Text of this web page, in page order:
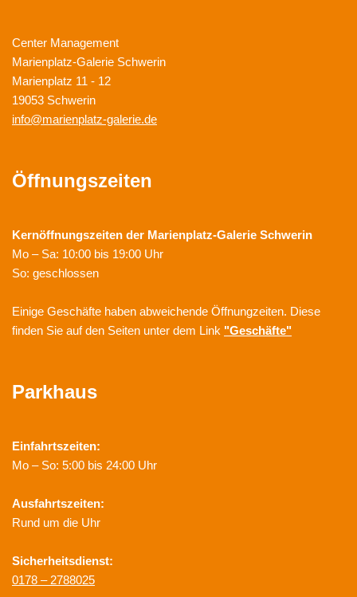
Center Management
Marienplatz-Galerie Schwerin
Marienplatz 11 - 12
19053 Schwerin
info@marienplatz-galerie.de
Öffnungszeiten
Kernöffnungszeiten der Marienplatz-Galerie Schwerin
Mo – Sa: 10:00 bis 19:00 Uhr
So: geschlossen
Einige Geschäfte haben abweichende Öffnungzeiten. Diese
finden Sie auf den Seiten unter dem Link "Geschäfte"
Parkhaus
Einfahrtszeiten:
Mo – So: 5:00 bis 24:00 Uhr
Ausfahrtszeiten:
Rund um die Uhr
Sicherheitsdienst:
0178 – 2788025